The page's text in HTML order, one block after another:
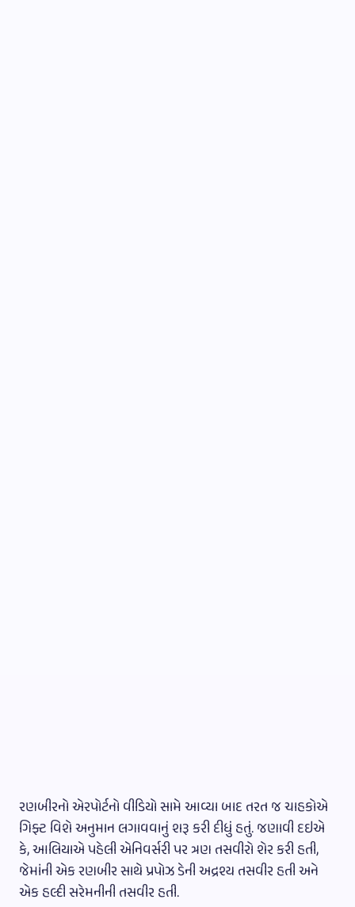
રણબીરનો એરપોર્ટનો વીડિયો સામે આવ્યા બાદ તરત જ ચાહકોએ
ગિફ્ટ વિશે અનુમાન લગાવવાનું શરૂ કરી દીધું હતું. જણાવી દઇએ
કે, આલિયાએ પહેલી એનિવર્સરી પર ત્રણ તસવીરો શેર કરી હતી,
જેમાંની એક રણબીર સાથે પ્રપોઝ ડેની અદ્રશ્ય તસવીર હતી અને
એક હલ્દી સરેમનીની તસવીર હતી.